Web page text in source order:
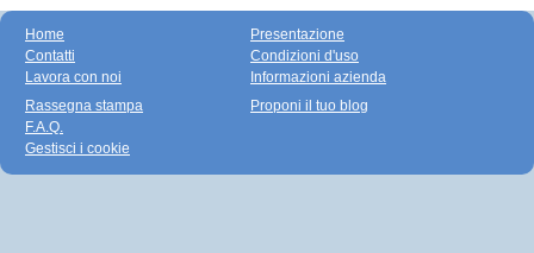
Home
Contatti
Lavora con noi
Presentazione
Condizioni d'uso
Informazioni azienda
Rassegna stampa
F.A.Q.
Gestisci i cookie
Proponi il tuo blog